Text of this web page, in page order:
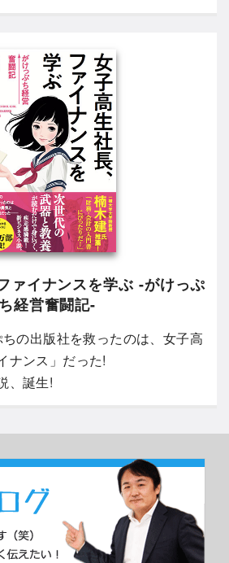
ァイナンスを学ぶ -がけっぷ
ち経営奮闘記-
の出版社を救ったのは、女子高
ナンス」だった!
、誕生!